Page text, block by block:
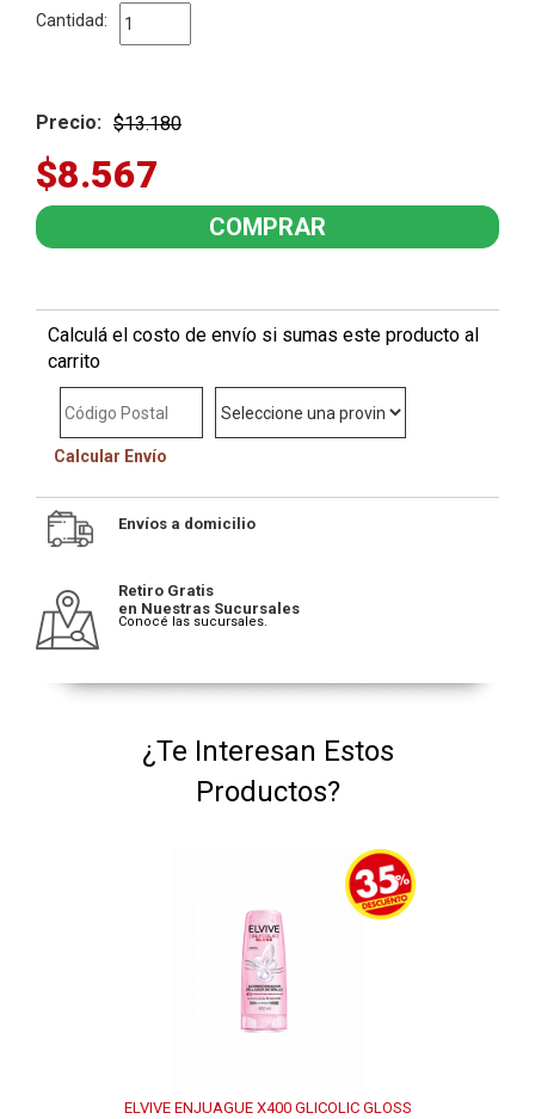
Cantidad:
Precio: $13.180
$8.567
Calculá el costo de envío si sumas este producto al
carrito
Calcular Envío
Envíos a domicilio
Retiro Gratis
en Nuestras Sucursales
Conocé las sucursales.
¿Te Interesan Estos
Productos?
ELVIVE ENJUAGUE X400 GLICOLIC GLOSS